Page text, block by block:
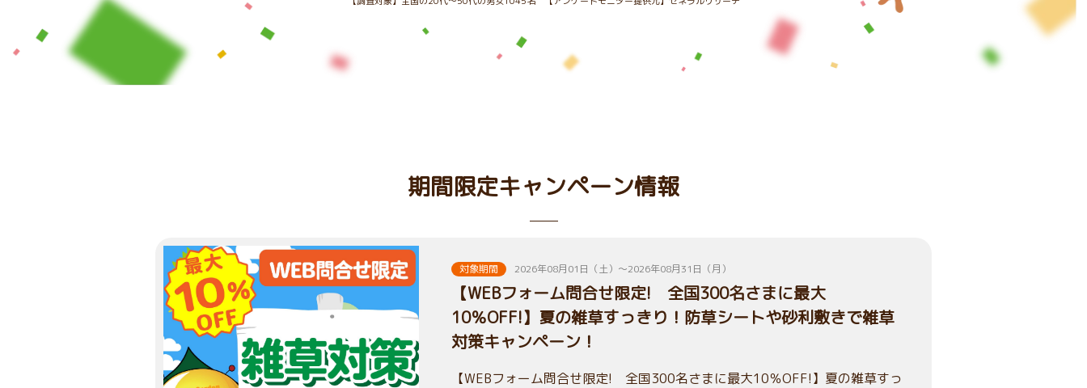
期間限定キャンペーン情報
対象期間 2026年08月01日（土）～2026年08月31日（月）
【WEBフォーム問合せ限定! 全国300名さまに最大
10％OFF!】夏の雑草すっきり！防草シートや砂利敷きで雑草
対策キャンペーン！
【WEBフォーム問合せ限定! 全国300名さまに最大10％OFF!】夏の雑草すっ